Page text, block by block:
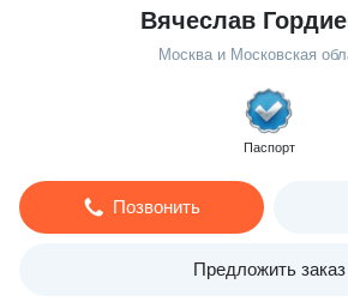
Вячеслав
Москва и Московская
Паспорт
Позвонить
Предложить заказ